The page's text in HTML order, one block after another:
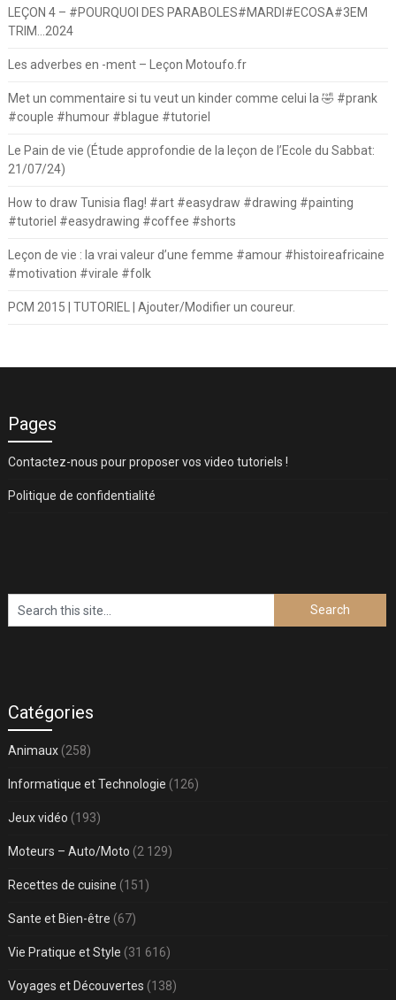
LEÇON 4 – #POURQUOI DES PARABOLES#MARDI#ECOSA#3EM
TRIM…2024
Les adverbes en -ment – Leçon Motoufo.fr
Met un commentaire si tu veut un kinder comme celui la 🤣 #prank
#couple #humour #blague #tutoriel
Le Pain de vie (Étude approfondie de la leçon de l’Ecole du Sabbat:
21/07/24)
How to draw Tunisia flag! #art #easydraw #drawing #painting
#tutoriel #easydrawing #coffee #shorts
Leçon de vie : la vrai valeur d’une femme #amour #histoireafricaine
#motivation #virale #folk
PCM 2015 | TUTORIEL | Ajouter/Modifier un coureur.
Pages
Contactez-nous pour proposer vos video tutoriels !
Politique de confidentialité
Catégories
Animaux(258)
Informatique et Technologie (126)
Jeux vidéo (193)
Moteurs – Auto/Moto (2 129)
Recettes de cuisine (151)
Sante et Bien-être (67)
Vie Pratique et Style (31 616)
Voyages et Découvertes (138)